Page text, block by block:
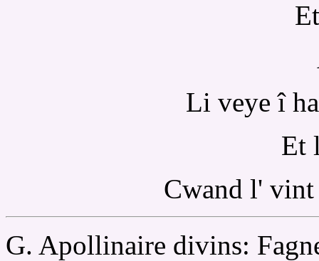
Li veye î
Et
Cwand l'
G. Apollinaire divins: